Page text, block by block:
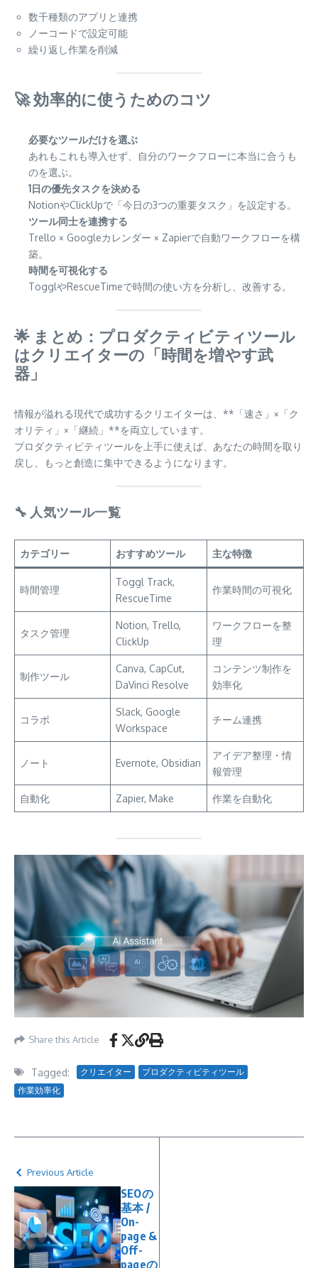
数千種類のアプリと連携
ノーコードで設定可能
繰り返し作業を削減
🚀 効率的に使うためのコツ
必要なツールだけを選ぶ
あれもこれも導入せず、自分のワークフローに本当に合うも
のを選ぶ。
1日の優先タスクを決める
NotionやClickUpで「今日の3つの重要タスク」を設定する。
ツール同士を連携する
Trello × Googleカレンダー × Zapierで自動ワークフローを構
築。
時間を可視化する
TogglやRescueTimeで時間の使い方を分析し、改善する。
🌟 まとめ：プロダクティビティツール
はクリエイターの「時間を増やす武
器」
情報が溢れる現代で成功するクリエイターは、**「速さ」×「ク
オリティ」×「継続」**を両立しています。
プロダクティビティツールを上手に使えば、あなたの時間を取り
戻し、もっと創造に集中できるようになります。
🔧 人気ツール一覧
カテゴリー おすすめツール 主な特徴
時間管理
Toggl Track,
RescueTime
作業時間の可視化
タスク管理
Notion, Trello,
ClickUp
ワークフローを整
理
制作ツール
Canva, CapCut,
DaVinci Resolve
コンテンツ制作を
効率化
コラボ
Slack, Google
Workspace
チーム連携
ノート Evernote, Obsidian
アイデア整理・情
報管理
自動化 Zapier, Make 作業を自動化
Share this Article
Tagged: クリエイター
プロダクティビティツール
作業効率化
Previous Article
SEOの
基本 /
On-
page &
Off-
pageの